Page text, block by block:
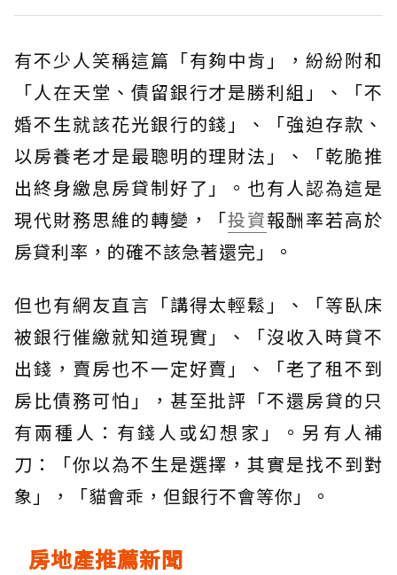
有不少人笑稱這篇「有夠中肯」，紛紛附和
「人在天堂、債留銀行才是勝利組」、「不
婚不生就該花光銀行的錢」、「強迫存款、
以房養老才是最聰明的理財法」、「乾脆推
出終身繳息房貸制好了」。也有人認為這是
現代財務思維的轉變，「投資報酬率若高於
房貸利率，的確不該急著還完」。
但也有網友直言「講得太輕鬆」、「等臥床
被銀行催繳就知道現實」、「沒收入時貸不
出錢，賣房也不一定好賣」、「老了租不到
房比債務可怕」，甚至批評「不還房貸的只
有兩種人：有錢人或幻想家」。另有人補
刀：「你以為不生是選擇，其實是找不到對
象」，「貓會乖，但銀行不會等你」。
房地產推薦新聞